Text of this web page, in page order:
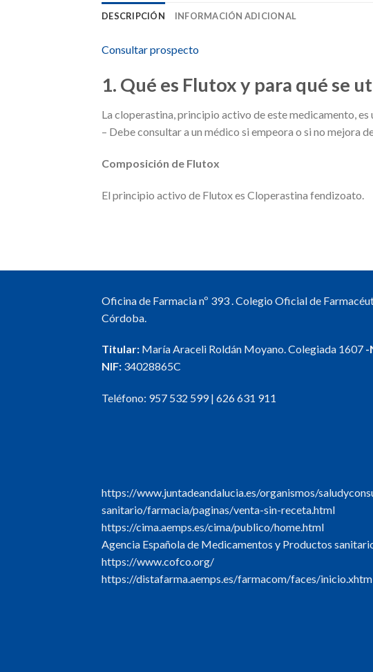
DESCRIPCIÓN INFORMACIÓN ADICIONAL
Consultar prospecto
1. Qué es Flutox y para qué se
La cloperastina, principio activo de este medicamento,
– Debe consultar a un médico si empeora o si no mejora
Composición de Flutox
El principio activo de Flutox es Cloperastina fendizoato.
Oficina de Farmacia nº 393 . Colegio Oficial de
Córdoba.
Titular: María Araceli Roldán Moyano. Colegiada 1607 -
NIF: 34028865C
Teléfono: 957 532 599| 626 631 911
https://www.juntadeandalucia.es/organismos/
sanitario/farmacia/paginas/venta-sin-receta.html
https://cima.aemps.es/cima/publico/home.html
Agencia Española de Medicamentos y Productos
https://www.cofco.org/
https://distafarma.aemps.es/farmacom/faces/